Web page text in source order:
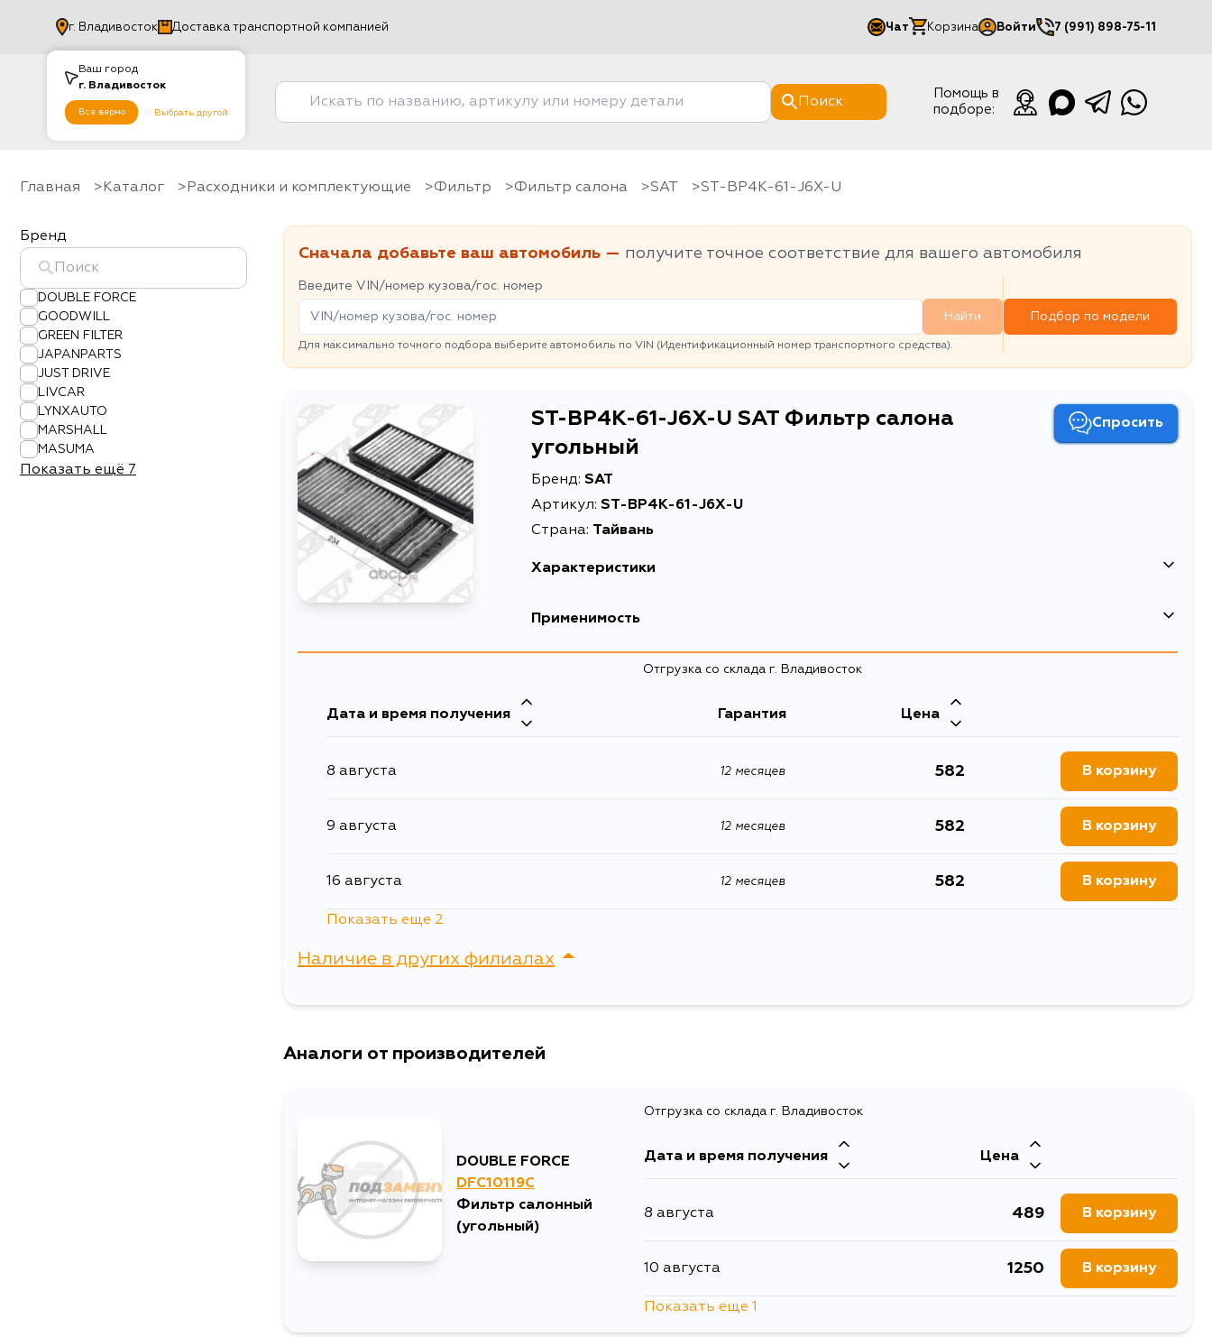
Ваш город
г. Владивосток
Все верно Выбрать другой
г. Владивосток Доставка транспортной компанией Чат Корзина Войти
Мой кабинет
7 (991) 898-75-11
Поиск
Помощь в
подборе:
Главная Каталог Расходники и комплектующие фильтр Фильтр салона SAT ST-BP4K-61-J6X-U
Бренд
DOUBLE FORCE
GOODWILL
GREEN FILTER
JAPANPARTS
JUST DRIVE
LIVCAR
LYNXAUTO
MARSHALL
MASUMA
Показать ещё 7
Сначала добавьте ваш автомобиль — получите точное соответствие для вашего автомобиля
Введите VIN/номер кузова/гос. номер
Найти
Для максимально точного подбора выберите автомобиль по VIN (Идентификационный номер транспортного средства).
Подбор по модели
ST-BP4K-61-J6X-U SAT Фильтр салона
угольный
Спросить
Бренд: SAT
Артикул: ST-BP4K-61-J6X-U
Страна: Тайвань
Характеристики
Описание
салонные фильтры
Применимость
Отгрузка со склада г. Владивосток
Дата и время получения Гарантия Цена
8 августа 12 месяцев 582 В корзину
9 августа 12 месяцев 582 В корзину
16 августа 12 месяцев 582 В корзину
Показать еще 2
Наличие в других филиалах
Аналоги от производителей
DOUBLE FORCE
DFC10119C
Фильтр салонный
(угольный)
Отгрузка со склада г. Владивосток
Дата и время получения Цена
8 августа 489 В корзину
10 августа 1250 В корзину
Показать еще 1